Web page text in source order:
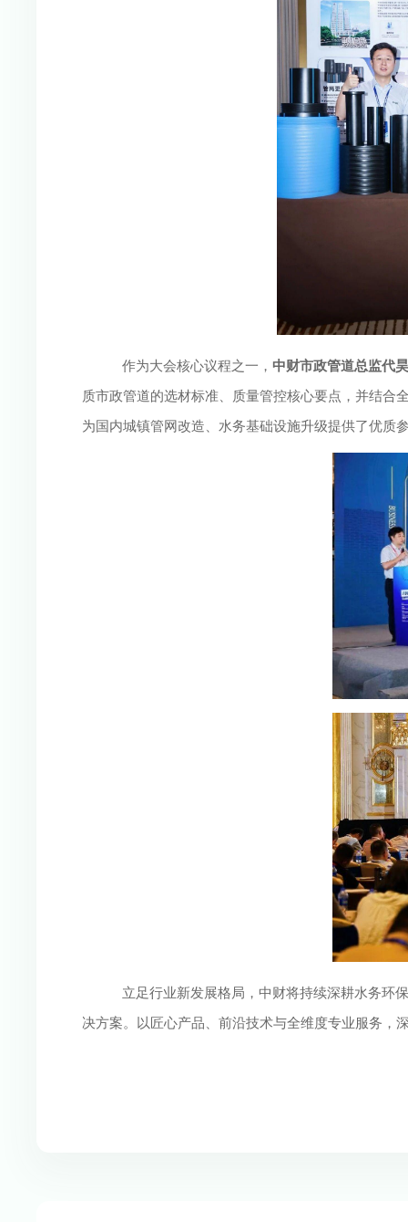
作为大会核心议程之一， 中财市政管道总监代
质市政管道的选材标准、质量管控核心要点，并结合
为国内城镇管网改造、水务基础设施升级提供了优质
立足行业新发展格局，中财将持续深耕水务环
决方案。以匠心产品、前沿技术与全维度专业服务，